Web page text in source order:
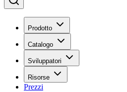
Prodotto
Catalogo
Sviluppatori
Risorse
Prezzi